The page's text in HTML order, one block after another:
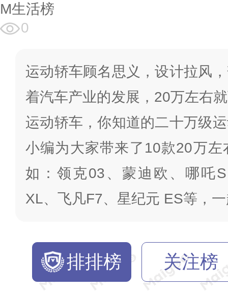
M生活榜
0
运动轿车顾名思义，设计拉风
着汽车产业的发展，20万左右
运动轿车，你知道的二十万级
小编为大家带来了10款20万
如：领克03、蒙迪欧、哪吒
XL、飞凡F7、星纪元 ES等，
排排榜 关注榜